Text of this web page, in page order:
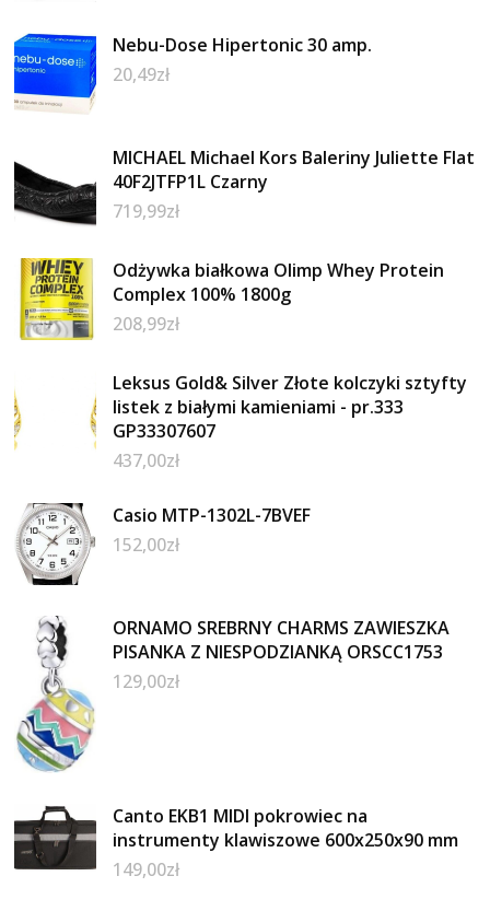
Nebu-Dose Hipertonic 30 amp.
20,49zł
MICHAEL Michael Kors Baleriny Juliette Flat
40F2JTFP1L Czarny
719,99zł
Odżywka białkowa Olimp Whey Protein
Complex 100% 1800g
208,99zł
Leksus Gold& Silver Złote kolczyki sztyfty
listek z białymi kamieniami - pr.333
GP33307607
437,00zł
Casio MTP-1302L-7BVEF
152,00zł
ORNAMO SREBRNY CHARMS ZAWIESZKA
PISANKA Z NIESPODZIANKĄ ORSCC1753
129,00zł
Canto EKB1 MIDI pokrowiec na
instrumenty klawiszowe 600x250x90 mm
149,00zł